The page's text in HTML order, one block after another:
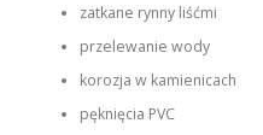
zatkane rynny liśćmi
przelewanie wody
korozja w kamienicach
pęknięcia PVC